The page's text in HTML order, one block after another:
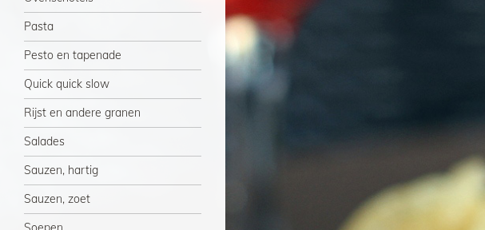
Pasta
Pesto en tapenade
Quick quick slow
Rijst en andere granen
Salades
Sauzen, hartig
Sauzen, zoet